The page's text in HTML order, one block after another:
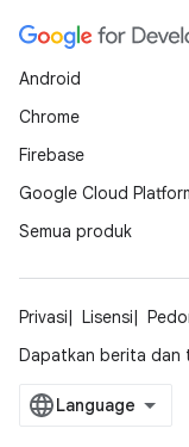
Android
Chrome
Firebase
Google Cloud
Semua produk
Privasi Lisensi
Dapatkan berita dan